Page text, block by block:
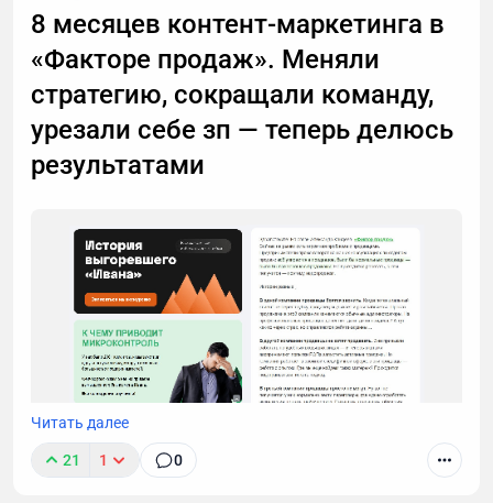
важный разговор, например, ждете курьера, то я
расскажу, почему стоит делегировать телефонные
звонки мне.
8 месяцев контент-маркетинга в
«Факторе продаж». Меняли
стратегию, сокращали команду,
урезали себе зп — теперь делюсь
результатами
Читать далее
21 1 0